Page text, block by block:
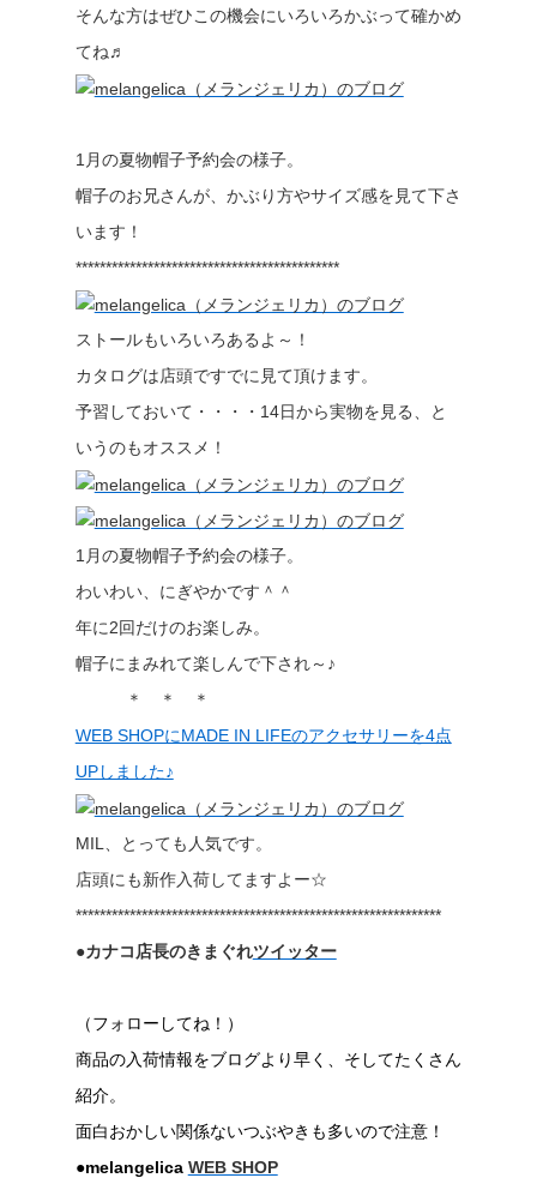
そんな方はぜひこの機会にいろいろかぶって確かめ
てね♬
1月の夏物帽子予約会の様子。
帽子のお兄さんが、かぶり方やサイズ感を見て下さ
います！
********************************************
ストールもいろいろあるよ～！
カタログは店頭ですでに見て頂けます。
予習しておいて・・・・14日から実物を見る、と
いうのもオススメ！
1月の夏物帽子予約会の様子。
わいわい、にぎやかです＾＾
年に2回だけのお楽しみ。
帽子にまみれて楽しんで下され～♪
＊ ＊ ＊
WEB SHOPにMADE IN LIFEのアクセサリーを4点
UPしました♪
MIL、とっても人気です。
店頭にも新作入荷してますよー☆
*************************************************************
●カナコ店長のきまぐれツイッター
（フォローしてね！）
商品の入荷情報をブログより早く、そしてたくさん
紹介。
面白おかしい関係ないつぶやきも多いので注意！
●melangelica WEB SHOP